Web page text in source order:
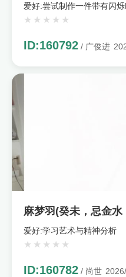
爱好:尝试制作一件带有闪
ID:160792 / 广俊进
麻梦羽(癸未，忌金
爱好:学习艺术与精神分析
ID:160782 / 尚世